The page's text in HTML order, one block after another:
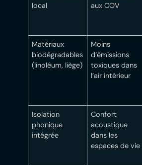
local
aux COV
Matériaux
biodégradables
(linoléum, liège)
Moins
d’émissions
toxiques dans
l’air intérieur
Isolation
phonique
intégrée
Confort
acoustique
dans les
espaces de vie